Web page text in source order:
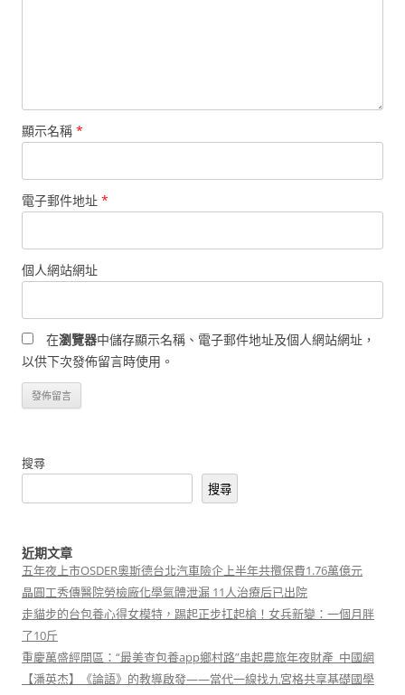
顯示名稱 *
電子郵件地址 *
個人網站網址
在瀏覽器中儲存顯示名稱、電子郵件地址及個人網站網址，
以供下次發佈留言時使用。
搜尋
搜尋
近期文章
五年夜上市OSDER奧斯德台北汽車險企上半年共攬保費1.76萬億元
晶圓工秀傳醫院勞檢廠化學氣體泄漏 11人治療后已出院
走貓步的台包養心得女模特，踢起正步扛起槍！女兵新變：一個月胖
了10斤
重慶萬盛經開區：“最美查包養app鄉村路”串起農旅年夜財產_中國網
【潘英杰】《論語》的教導啟發——當代一線找九宮格共享基礎國學